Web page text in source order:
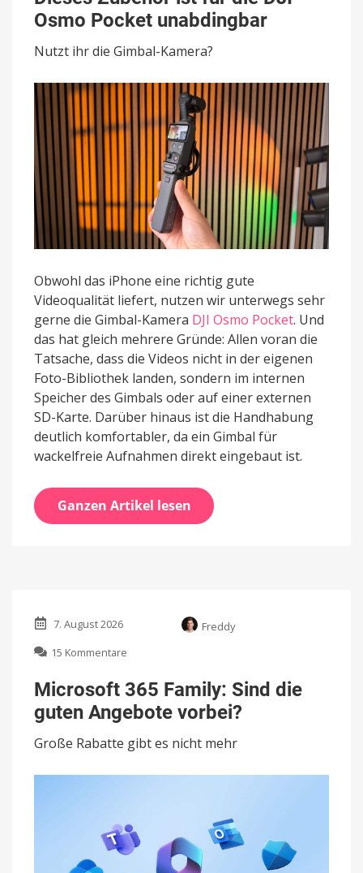
ist
für
DJI
Pocket
unabdingbar
Osmo Pocket unabdingbar
Nutzt ihr die Gimbal-Kamera?
Obwohl das iPhone eine richtig gute
Videoqualität liefert, nutzen wir unterwegs sehr
gerne die Gimbal-Kamera DJI Osmo Pocket. Und
das hat gleich mehrere Gründe: Allen voran die
Tatsache, dass die Videos nicht in der eigenen
Foto-Bibliothek landen, sondern im internen
Speicher des Gimbals oder auf einer externen
SD-Karte. Darüber hinaus ist die Handhabung
deutlich komfortabler, da ein Gimbal für
wackelfreie Aufnahmen direkt eingebaut ist.
Ganzen Artikel lesen
7. August 2026
Freddy
15 Kommentare
365
Family:
Sind
guten
vorbei?
Microsoft 365 Family: Sind die
guten Angebote vorbei?
Große Rabatte gibt es nicht mehr